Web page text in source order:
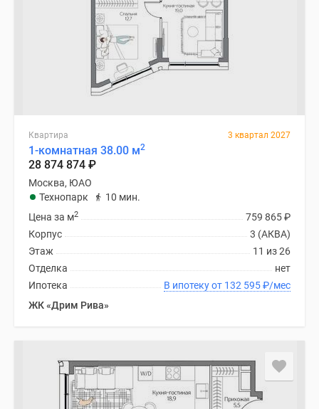
Квартира 3 квартал 2027
1-комнатная 38.00 м2
28 874 874 ₽
Москва, ЮАО
Технопарк
10 мин.
759 865₽
Цена за м2
3 (АКВА)
Корпус
11 из 26
Этаж
нет
Отделка
В ипотеку от 132 595₽/мес
Ипотека
ЖК «Дрим Рива»